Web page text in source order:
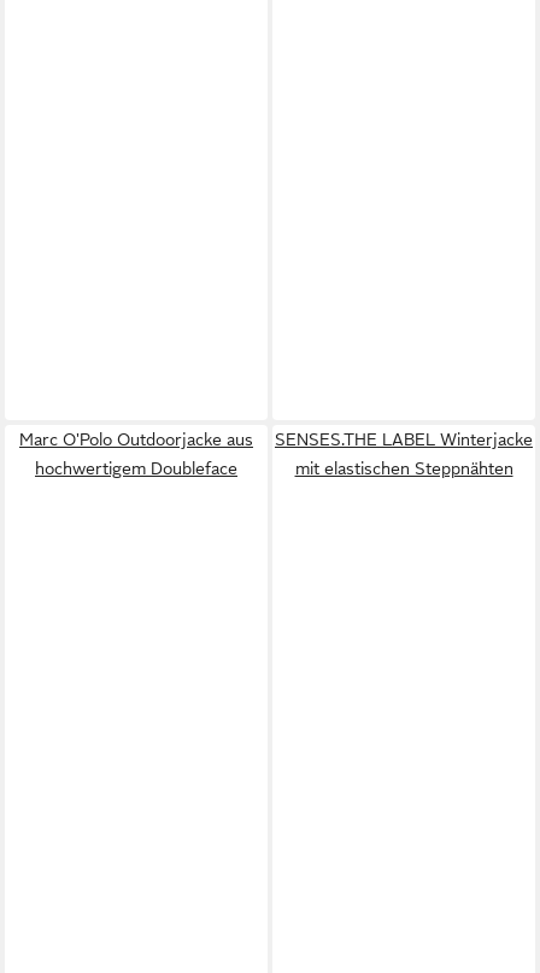
Marc O'Polo Outdoorjacke aus
hochwertigem Doubleface
SENSES.THE LABEL Winterjacke
mit elastischen Steppnähten